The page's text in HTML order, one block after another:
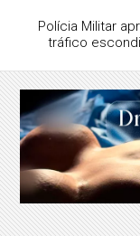
Paraíba avança
do